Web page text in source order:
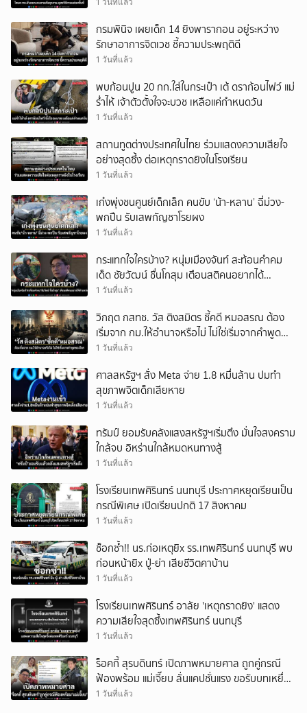
กรมพินิจ เผยเด็ก 14 ยิงพารากอน อยู่ระหว่าง
รักษาอาการจิตเวช ชี้ความประพฤติดี
1 วันที่แล้ว
พบก้อนปูน 20 กก.ใส่ในกระเป๋า เต้ ดราก้อนไฟว์ แม่
ร่ำไห้ เจ้าตัวตั้งใจจะบวช เหลือแค่กำหนดวัน
1 วันที่แล้ว
สถานทูตต่างประเทศในไทย ร่วมแสดงความเสียใจ
อย่างสุดซึ้ง ต่อเหตุกราดยิงในโรงเรียน
1 วันที่แล้ว
เก๋งพุ่งชนศูนย์เด็กเล็ก คนขับ ‘น้า-หลาน’ ฉี่ม่วง-
พกปืน รับเสพกัญชาโรยผง
1 วันที่แล้ว
กระแทกใจใครบ้าง? หนุ่มเมืองจันท์ สะท้อนคำคม
เด็ด ชัยวัฒน์ ชื่นโกสุม เตือนสติคนอยากได้
ตำแหน่ง
1 วันที่แล้ว
วิกฤต กสทช. วัส ติงสมิตร ชี้คดี หมอสรณ ต้อง
เริ่มจาก กม.ให้อำนาจหรือไม่ ไม่ใช่เริ่มจากคำพูด
ของใคร
1 วันที่แล้ว
ศาลสหรัฐฯ สั่ง Meta จ่าย 1.8 หมื่นล้าน ปมทำ
สุขภาพจิตเด็กเสียหาย
1 วันที่แล้ว
ทรัมป์ ยอมรับคลังแสงสหรัฐฯเริ่มตึง มั่นใจสงคราม
ใกล้จบ อิหร่านใกล้หมดหนทางสู้
1 วันที่แล้ว
โรงเรียนเทพศิรินทร์ นนทบุรี ประกาศหยุดเรียนเป็น
กรณีพิเศษ เปิดเรียนปกติ 17 สิงหาคม
1 วันที่แล้ว
ช็อกซ้ำ!! นร.ก่อเหตุยิx รร.เทพศิรินทร์ นนทบุรี พบ
ก่อนหน้ายิx ปู่-ย่า เสียชีวิตคาบ้าน
1 วันที่แล้ว
โรงเรียนเทพศิรินทร์ อาลัย 'เหตุกราดยิง' แสดง
ความเสียใจสุดซึ้งเทพศิรินทร์ นนทบุรี
1 วันที่แล้ว
ร็อคกี้ สุรบดินทร์ เปิดภาพหมายศาล ถูกคู่กรณี
ฟ้องพร้อม แม่เจี๊ยบ ลั่นแคปชั่นแรง ขอรับบทเหยื่อ
เท่านั้น
1 วันที่แล้ว